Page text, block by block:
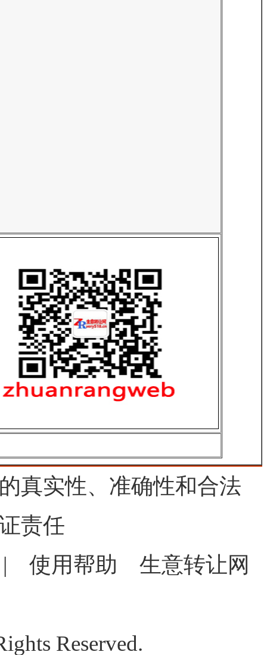
真实性、准确性和合法
责任
使用帮助 生意转让网
Reserved.